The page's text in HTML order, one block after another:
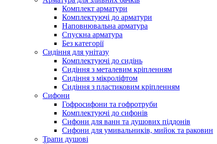
Комплект арматури
Комплектуючі до арматури
Наповнювальна арматура
Спускна арматура
Без категорії
Сидіння для унітазу
Комплектуючі до сидінь
Сидіння з металевим кріпленням
Сидіння з мікроліфтом
Сидіння з пластиковим кріпленням
Сифони
Гофросифони та гофротруби
Комплектуючі до сифонів
Сифони для ванн та душових піддонів
Сифони для умивальників, мийок та раковин
Трапи душові